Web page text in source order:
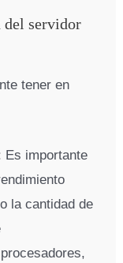
del servidor
tener en
Es importante
la cantidad de